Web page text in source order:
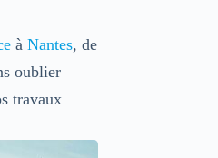
àNantes, de
oublier
travaux